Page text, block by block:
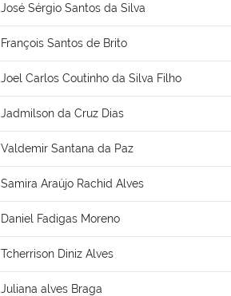
José Sérgio Santos da Silva
François Santos de Brito
Joel Carlos Coutinho da Silva Filho
Jadmilson da Cruz Dias
Valdemir Santana da Paz
Samira Araújo Rachid Alves
Daniel Fadigas Moreno
Tcherrison Diniz Alves
Juliana alves Braga